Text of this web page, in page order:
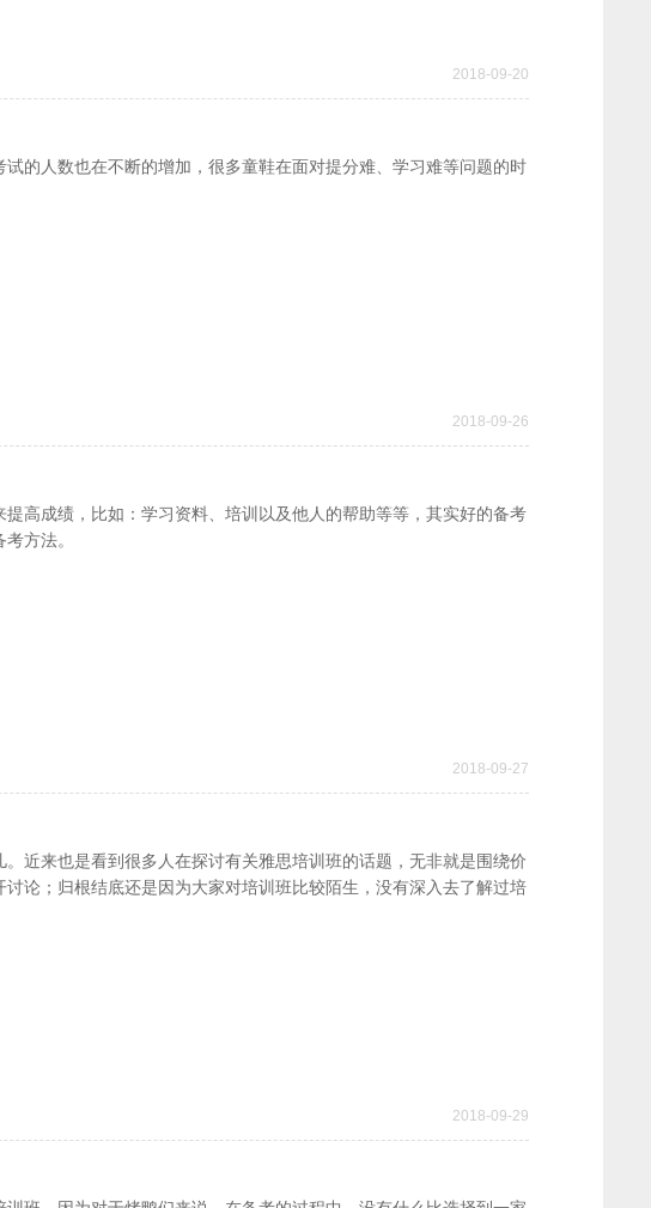
2018-09-20
的人数也在不断的增加，很多童鞋在面对提分难、学习难等问题的时
2018-09-26
高成绩，比如：学习资料、培训以及他人的帮助等等，其实好的备考
方法。
2018-09-27
近来也是看到很多人在探讨有关雅思培训班的话题，无非就是围绕价
论；归根结底还是因为大家对培训班比较陌生，没有深入去了解过培
2018-09-29